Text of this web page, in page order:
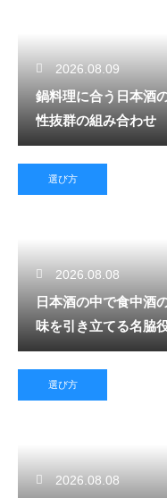
2026.08.09
鍋料理に合う日本酒
性抜群の組み合わせ
選び方
2026.08.08
日本酒の中で食中酒
味を引き立てる名脇
選び方
2026.08.08